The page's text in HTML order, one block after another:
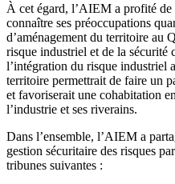
À cet égard, l’AIEM a profité
connaître ses préoccupations
d’aménagement du territoire au
risque industriel et de la
l’intégration du risque industriel
territoire permettrait de faire un
et favoriserait une cohabitation
l’industrie et ses riverains.
Dans l’ensemble, l’AIEM a
gestion sécuritaire des risques
tribunes suivantes :